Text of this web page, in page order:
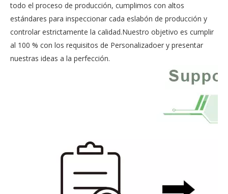
todo el proceso de producción, cumplimos con altos
estándares para inspeccionar cada eslabón de producción y
controlar estrictamente la calidad.Nuestro objetivo es cumplir
al 100 % con los requisitos de Personalizadoer y presentar
nuestras ideas a la perfección.